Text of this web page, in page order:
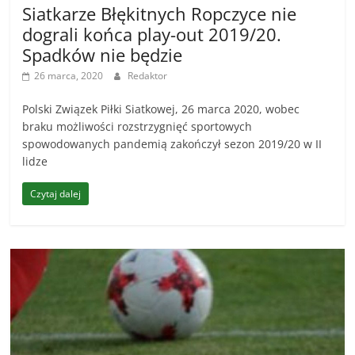
Siatkarze Błękitnych Ropczyce nie
dograli końca play-out 2019/20.
Spadków nie będzie
26 marca, 2020 Redaktor
Polski Związek Piłki Siatkowej, 26 marca 2020, wobec
braku możliwości rozstrzygnięć sportowych
spowodowanych pandemią zakończył sezon 2019/20 w II
lidze
Czytaj dalej